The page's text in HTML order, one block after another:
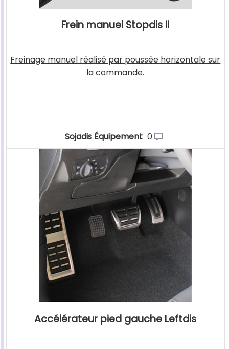
Frein manuel Stopdis II
Freinage manuel réalisé par poussée horizontale sur
la commande.
Sojadis Équipement 0
Accélérateur pied gauche Leftdis